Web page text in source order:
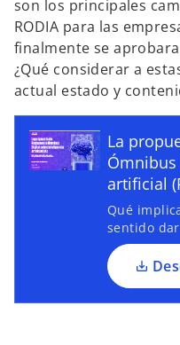
son los principales
RODIA para las
finalmente se
¿Qué considerar a
actual estado y
La
artificial
Qué
sentido